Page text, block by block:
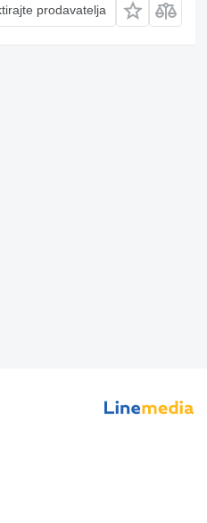
prodavatelja